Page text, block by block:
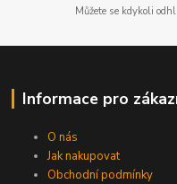
Můžete se kdykoli
Informace pro
O nás
Jak nakupovat
Obchodní podmínky